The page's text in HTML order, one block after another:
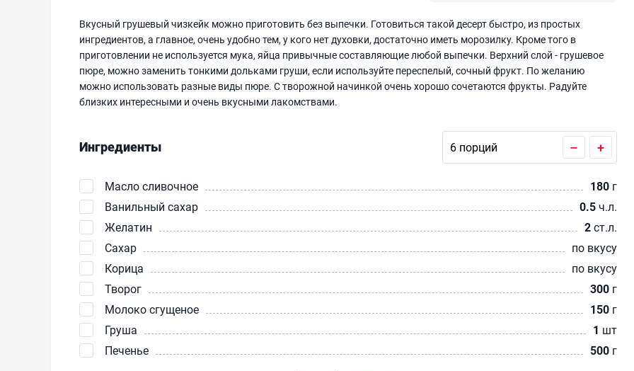
Вкусный грушевый чизкейк можно приготовить без выпечки. Готовиться такой десерт быстро, из простых
ингредиентов, а главное, очень удобно тем, у кого нет духовки, достаточно иметь морозилку. Кроме того в
приготовлении не используется мука, яйца привычные составляющие любой выпечки. Верхний слой - грушевое
пюре, можно заменить тонкими дольками груши, если используйте переспелый, сочный фрукт. По желанию
можно использовать разные виды пюре. С творожной начинкой очень хорошо сочетаются фрукты. Радуйте
близких интересными и очень вкусными лакомствами.
Ингредиенты – +
Масло сливочное 180 г
Ванильный сахар
0.5ч.л.
Желатин
2ст.л.
Сахар
по вкусу
Корица
по вкусу
Творог
300 г
Молоко сгущеное
150 г
Груша
1 шт
Печенье
500 г